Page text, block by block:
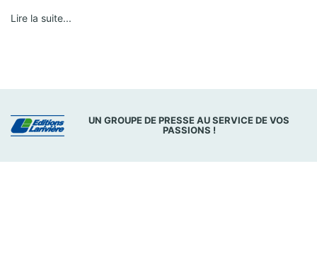
Lire la suite...
UN GROUPE DE PRESSE AU SERVICE DE VOS
PASSIONS !